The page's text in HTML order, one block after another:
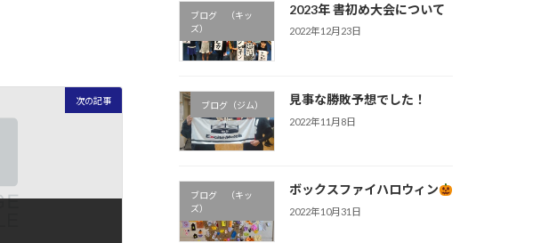
次の記事
ブログ （キッ
ズ）
2023年 書初め大会について
2022年12月23日
ブログ（ジム） 見事な勝敗予想でした！
2022年11月8日
ブログ （キッ
ズ）
ボックスファイハロウィン
2022年10月31日